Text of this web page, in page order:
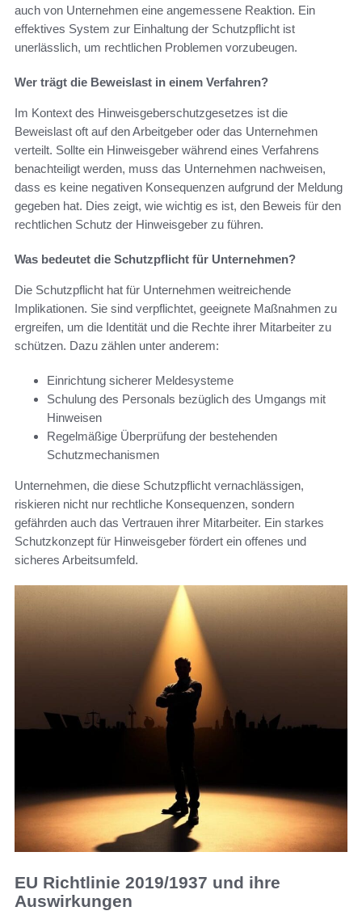
auch von Unternehmen eine angemessene Reaktion. Ein
effektives System zur Einhaltung der Schutzpflicht ist
unerlässlich, um rechtlichen Problemen vorzubeugen.
Wer trägt die Beweislast in einem Verfahren?
Im Kontext des Hinweisgeberschutzgesetzes ist die
Beweislast oft auf den Arbeitgeber oder das Unternehmen
verteilt. Sollte ein Hinweisgeber während eines Verfahrens
benachteiligt werden, muss das Unternehmen nachweisen,
dass es keine negativen Konsequenzen aufgrund der Meldung
gegeben hat. Dies zeigt, wie wichtig es ist, den Beweis für den
rechtlichen Schutz der Hinweisgeber zu führen.
Was bedeutet die Schutzpflicht für Unternehmen?
Die Schutzpflicht hat für Unternehmen weitreichende
Implikationen. Sie sind verpflichtet, geeignete Maßnahmen zu
ergreifen, um die Identität und die Rechte ihrer Mitarbeiter zu
schützen. Dazu zählen unter anderem:
Einrichtung sicherer Meldesysteme
Schulung des Personals bezüglich des Umgangs mit
Hinweisen
Regelmäßige Überprüfung der bestehenden
Schutzmechanismen
Unternehmen, die diese Schutzpflicht vernachlässigen,
riskieren nicht nur rechtliche Konsequenzen, sondern
gefährden auch das Vertrauen ihrer Mitarbeiter. Ein starkes
Schutzkonzept für Hinweisgeber fördert ein offenes und
sicheres Arbeitsumfeld.
EU Richtlinie 2019/1937 und ihre
Auswirkungen